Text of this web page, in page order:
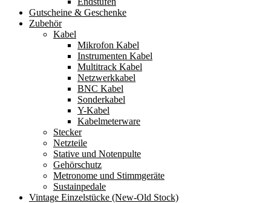
Gutscheine & Geschenke
Zubehör
Kabel
Mikrofon Kabel
Instrumenten Kabel
Multitrack Kabel
Netzwerkkabel
BNC Kabel
Sonderkabel
Y-Kabel
Kabelmeterware
Stecker
Netzteile
Stative und Notenpulte
Gehörschutz
Metronome und Stimmgeräte
Sustainpedale
Vintage Einzelstücke (New-Old Stock)